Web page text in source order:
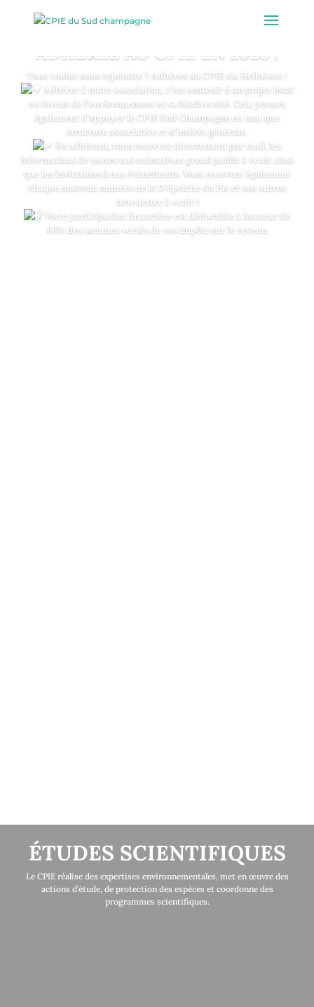
ADHÉREZ AU CPIE EN 2026 !
Vous voulez nous rejoindre ? Adhérez au CPIE via HelloAsso !
Adhérer à notre association, c’est soutenir à un projet local
en faveur de l’environnement et sa biodiversité. Cela permet
également d’appuyer le CPIE Sud Champagne en tant que
structure associative et d’intérêt générale.
En adhérant, vous recevrez directement par mail, les
informations de toutes nos animations grand public à venir ainsi
que les invitations à nos évènements. Vous recevrez également
chaque nouveau numéro de la D’épeiche du Pic et nos autres
newsletter à venir !
Votre participation financière est déductible à hauteur de
66% des sommes versés de vos impôts sur le revenu
ÉTUDES SCIENTIFIQUES
Le CPIE réalise des expertises environnementales, met en œuvre des
actions d’étude, de protection des espèces et coordonne des
programmes scientifiques.